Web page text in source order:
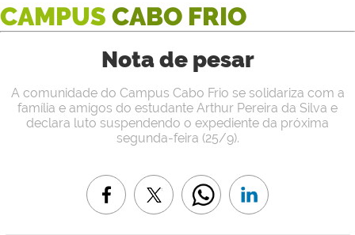
CAMPUS CABO FRIO
Nota de pesar
A comunidade do Campus Cabo Frio se solidariza com a
família e amigos do estudante Arthur Pereira da Silva e
declara luto suspendendo o expediente da próxima
segunda-feira (25/9).